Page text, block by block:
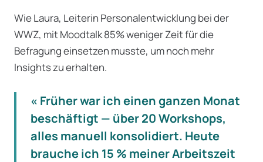
Wie Laura, Leiterin Personalentwicklung bei der
WWZ, mit Moodtalk 85% weniger Zeit für die
Befragung einsetzen musste, um noch mehr
Insights zu erhalten.
« Früher war ich einen ganzen Monat
beschäftigt — über 20 Workshops,
alles manuell konsolidiert. Heute
brauche ich 15 % meiner Arbeitszeit